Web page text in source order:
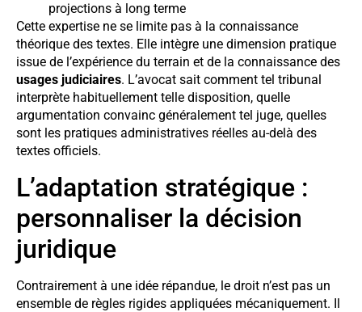
projections à long terme
Cette expertise ne se limite pas à la connaissance
théorique des textes. Elle intègre une dimension pratique
issue de l’expérience du terrain et de la connaissance des
usages judiciaires. L’avocat sait comment tel tribunal
interprète habituellement telle disposition, quelle
argumentation convainc généralement tel juge, quelles
sont les pratiques administratives réelles au-delà des
textes officiels.
L’adaptation stratégique :
personnaliser la décision
juridique
Contrairement à une idée répandue, le droit n’est pas un
ensemble de règles rigides appliquées mécaniquement. Il